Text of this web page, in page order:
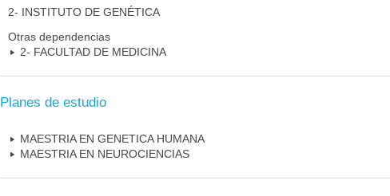
2- INSTITUTO DE GENÉTICA
Otras dependencias
2- FACULTAD DE MEDICINA
Planes de estudio
MAESTRIA EN GENETICA HUMANA
MAESTRIA EN NEUROCIENCIAS